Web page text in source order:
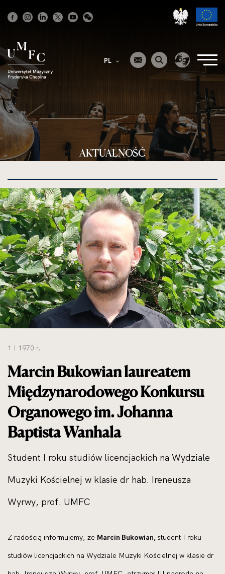
główna
PL
AKTUALNOŚĆ
kliknięcie
spowoduje
powiększenie
zdjęcia
do
rozmiarów
oryginalnych
1 I 1970 r.
Marcin Bukowian laureatem
Międzynarodowego Konkursu
Organowego im. Johanna
Baptista Wanhala
Student I roku studiów licencjackich na Wydziale
Muzyki Kościelnej w klasie dr hab. Ireneusza
Wyrwy, prof. UMFC
Z radością informujemy, że Marcin Bukowian,student I roku
studiów licencjackich na Wydziale Muzyki Kościelnej w klasie dr